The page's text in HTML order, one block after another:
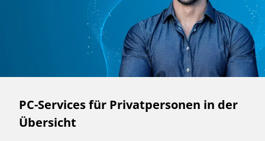
PC-Services für Privatpersonen in der
Übersicht